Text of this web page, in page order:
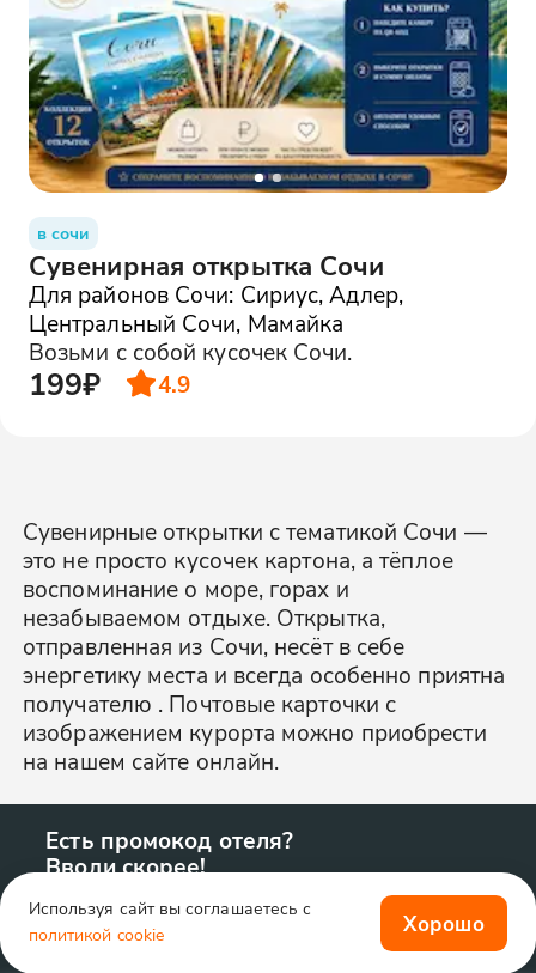
в сочи
Сувенирная открытка Сочи
Для районов Сочи: Сириус, Адлер,
Центральный Сочи, Мамайка
Возьми с собой кусочек Сочи.
199₽ 4.9
Сувенирные открытки с тематикой Сочи —
это не просто кусочек картона, а тёплое
воспоминание о море, горах и
незабываемом отдыхе. Открытка,
отправленная из Сочи, несёт в себе
энергетику места и всегда особенно приятна
получателю . Почтовые карточки с
изображением курорта можно приобрести
на нашем сайте онлайн.
Есть промокод отеля?
Вводи скорее!
Используя сайт вы соглашаетесь с
политикой cookie
Хорошо